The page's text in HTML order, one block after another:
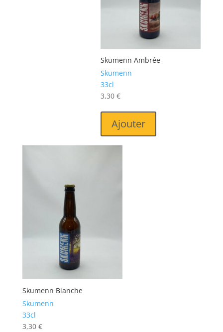
Skumenn Ambrée
Skumenn
33cl
3,30 €
Ajouter
Skumenn Blanche
Skumenn
33cl
3,30 €